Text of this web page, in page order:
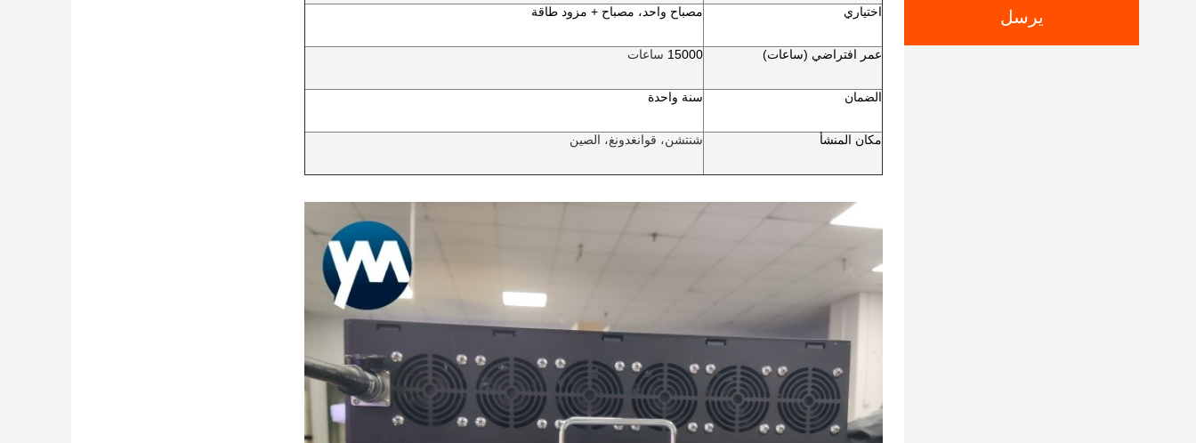
يرسل اختياري مصباح واحد، مصباح + مزود طاقة
عمر افتراضي (ساعات) 15000 ساعات
الضمان سنة واحدة
مكان المنشأ شنتشن، قوانغدونغ، الصين